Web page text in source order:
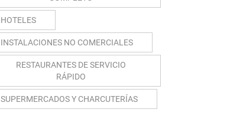
HOTELES
INSTALACIONES NO COMERCIALES
RESTAURANTES DE SERVICIO
RÁPIDO
SUPERMERCADOS Y CHARCUTERÍAS